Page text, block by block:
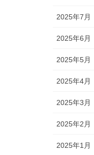
2025年7月
2025年6月
2025年5月
2025年4月
2025年3月
2025年2月
2025年1月